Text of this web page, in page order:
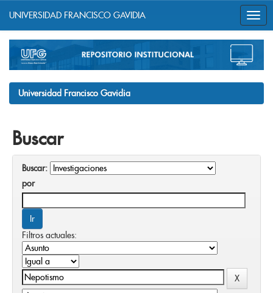
navigation
UNIVERSIDAD FRANCISCO GAVIDIA
Universidad Francisco Gavidia
Buscar
Buscar:
por
Filtros actuales: